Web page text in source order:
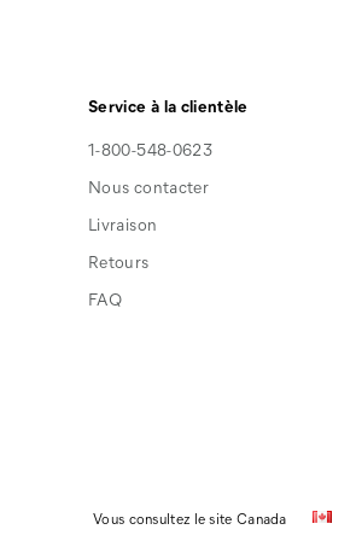
Service à la clientèle
1-800-548-0623
Nous contacter
Livraison
Retours
FAQ
Vous consultez le site Canada